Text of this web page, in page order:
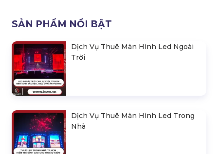
SẢN PHẨM NỔI BẬT
Dịch Vụ Thuê Màn Hình Led Ngoài
Trời
Dịch Vụ Thuê Màn Hình Led Trong
Nhà